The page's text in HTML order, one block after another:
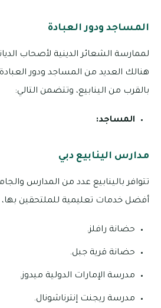
المساجد ودور العبادة
لممارسة الشعائر الدينية لأصحاب
هنالك العديد من المساجد ودور
بالقرب من الينابيع، وتتضمن التالي:
المساجد:
مدارس الينابيع دبي
تتوافر بالينابيع عدد من المدارس
أفضل خدمات تعليمية للملتحقين بها،
حضانة رافلز.
حضانة قرية جبل.
مدرسة الإمارات الدولية ميدوز.
مدرسة ريجنت إنترناشونال.